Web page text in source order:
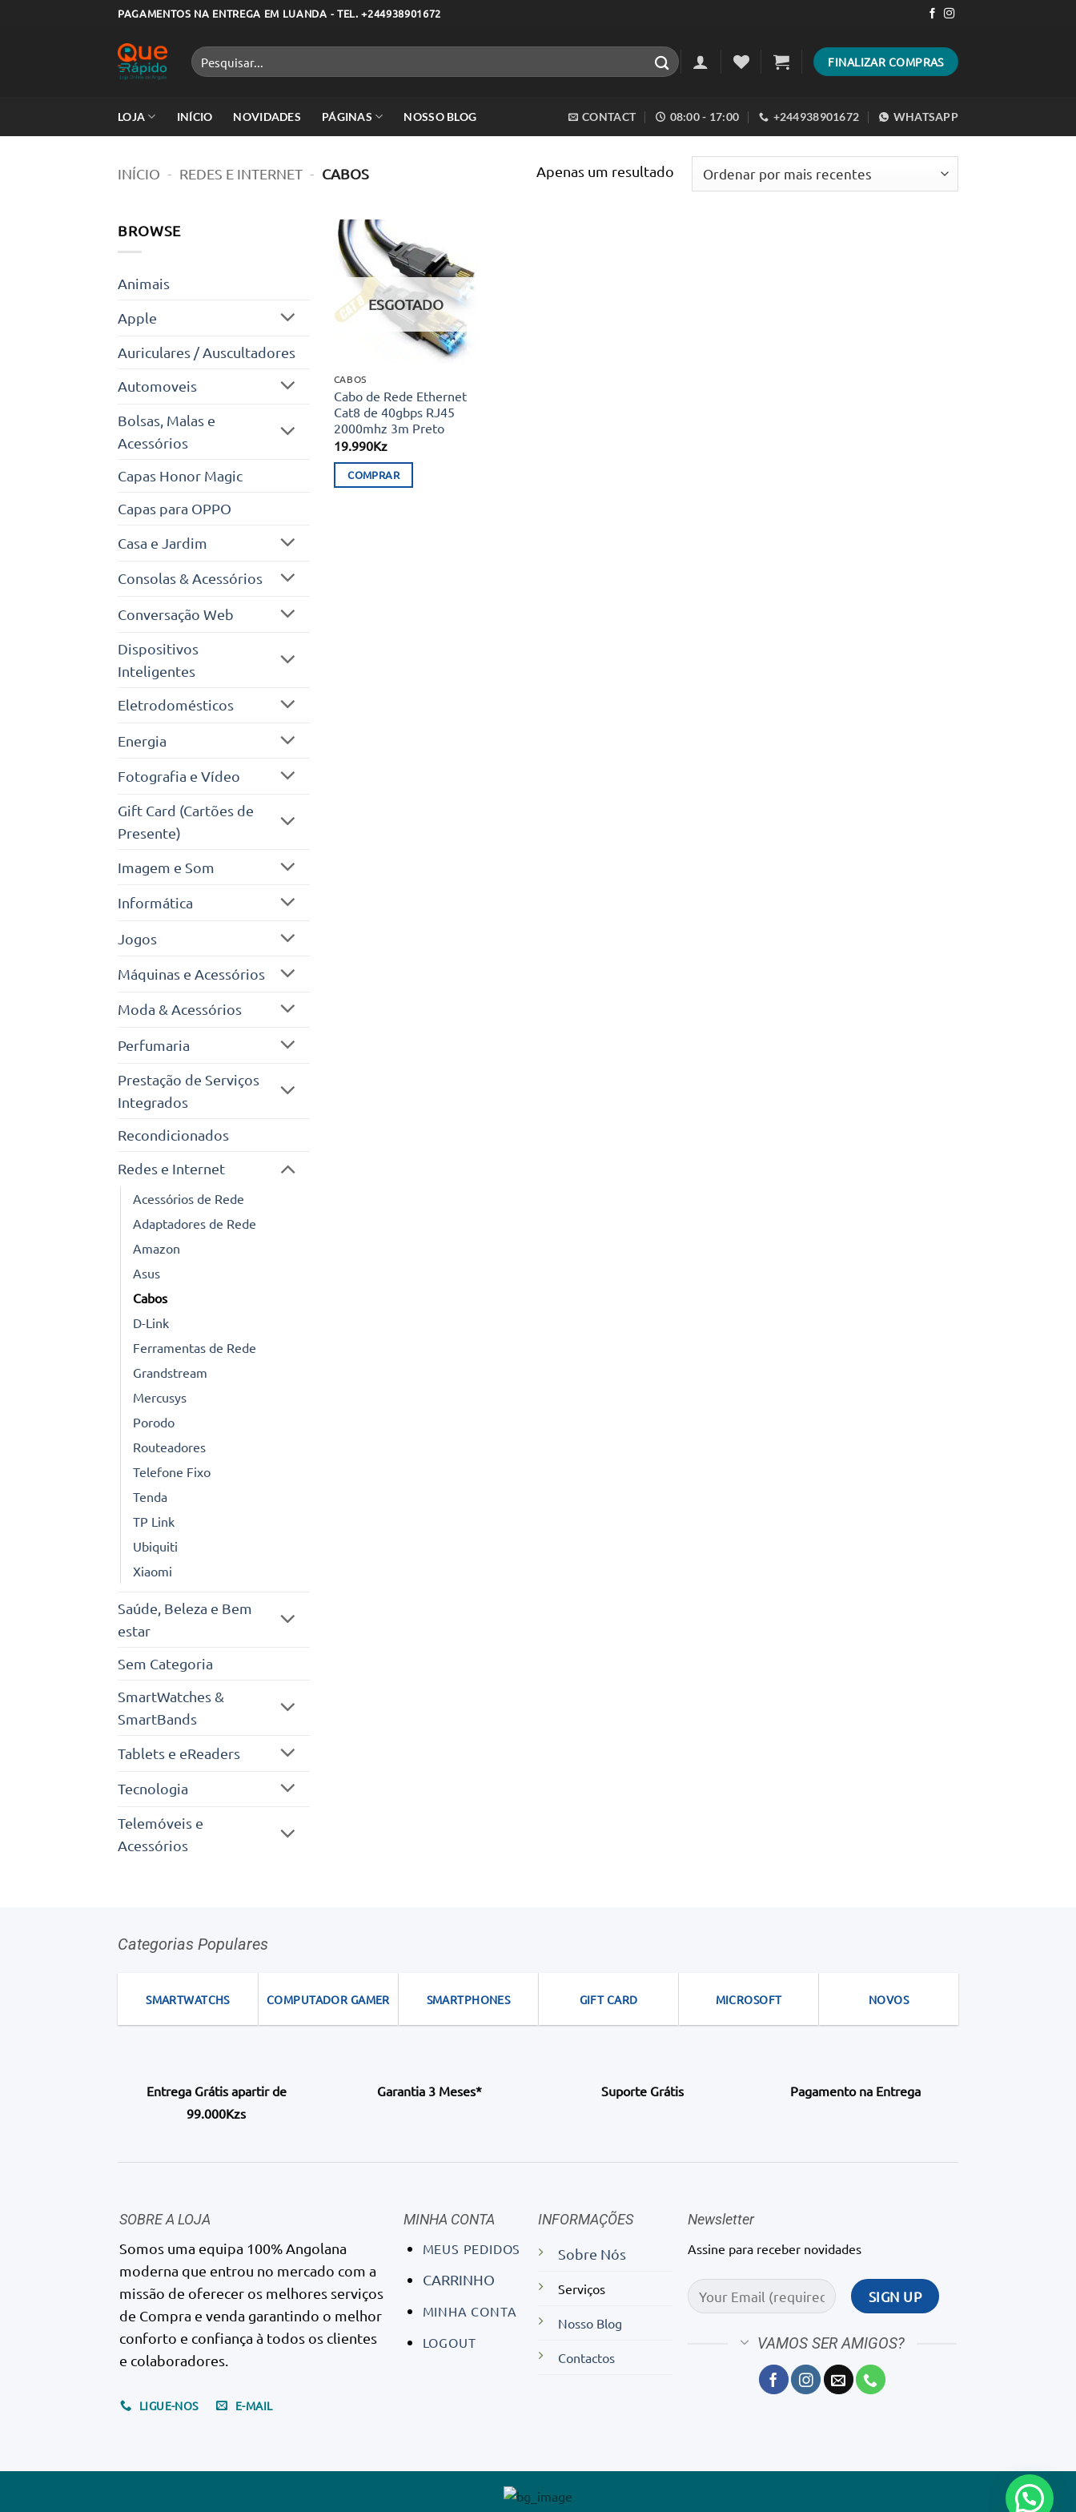
PAGAMENTOS NA ENTREGA EM LUANDA - TEL. +244938901672
Pesquisar
por:
FINALIZAR COMPRAS
LOJA INÍCIO NOVIDADES PÁGINAS NOSSO BLOG CONTACT 08:00 - 17:00 +244938901672 WHATSAPP
INÍCIO - REDES E INTERNET - CABOS Apenas um resultado
BROWSE
Animais
Apple
Auriculares / Auscultadores
Automoveis
Bolsas, Malas e
Acessórios
Capas Honor Magic
Capas para OPPO
Casa e Jardim
Consolas & Acessórios
Conversação Web
Dispositivos
Inteligentes
Eletrodomésticos
Energia
Fotografia e Vídeo
Gift Card (Cartões de
Presente)
Imagem e Som
Informática
Jogos
Máquinas e Acessórios
Moda & Acessórios
Perfumaria
Prestação de Serviços
Integrados
Recondicionados
Redes e Internet
Acessórios de Rede
Adaptadores de Rede
Amazon
Asus
Cabos
D-Link
Ferramentas de Rede
Grandstream
Mercusys
Porodo
Routeadores
Telefone Fixo
Tenda
TP Link
Ubiquiti
Xiaomi
Saúde, Beleza e Bem
estar
Sem Categoria
SmartWatches &
SmartBands
Tablets e eReaders
Tecnologia
Telemóveis e
Acessórios
Adicionar
aos meus
desejos
ESGOTADO
CABOS
Cabo de Rede Ethernet
Cat8 de 40gbps RJ45
2000mhz 3m Preto
19.990Kz
COMPRAR
Categorias Populares
SMARTWATCHS COMPUTADOR GAMER SMARTPHONES GIFT CARD MICROSOFT NOVOS
Entrega Grátis apartir de
99.000Kzs
Garantia 3 Meses* Suporte Grátis Pagamento na Entrega
SOBRE A LOJA
Somos uma equipa 100% Angolana
moderna que entrou no mercado com a
missão de oferecer os melhores serviços
de Compra e venda garantindo o melhor
conforto e confiança à todos os clientes
e colaboradores.
LIGUE-NOS E-MAIL
MINHA CONTA
MEUS PEDIDOS
CARRINHO
MINHA CONTA
LOGOUT
INFORMAÇÕES
Sobre Nós
Serviços
Nosso Blog
Contactos
Newsletter
Assine para receber novidades
VAMOS SER AMIGOS?